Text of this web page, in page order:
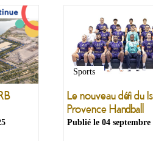
Sports
Le nouveau défi du
Provence Handball
Publié le 04 septembre